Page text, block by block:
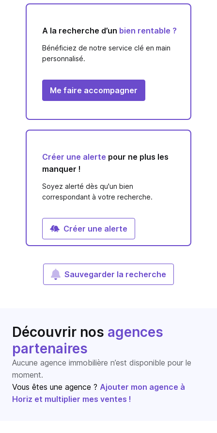
A la recherche d’un bien rentable ?
Bénéficiez de notre service clé en main
personnalisé.
Me faire accompagner
Créer une alerte pour ne plus les
manquer !
Soyez alerté dès qu'un bien
correspondant à votre recherche.
Créer une alerte
Sauvegarder la recherche
Découvrir nos agences
partenaires
Aucune agence immobilière n’est disponible pour le
moment.
Vous êtes une agence ? Ajouter mon agence à
Horiz et multiplier mes ventes !